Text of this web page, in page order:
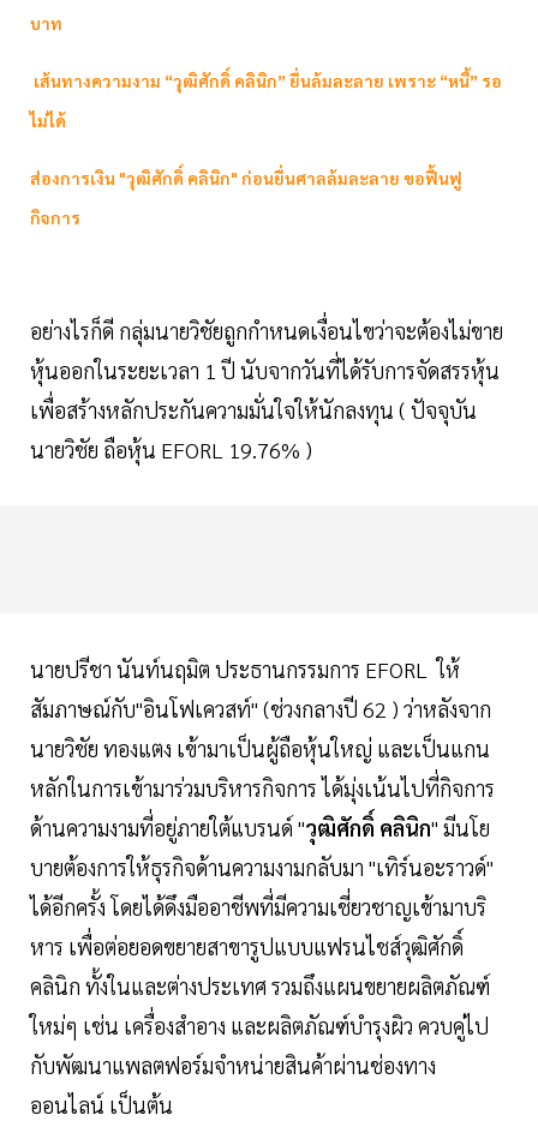
บาท
เส้นทางความงาม “วุฒิศักดิ์ คลินิก” ยื่นล้มละลาย เพราะ “หนี้” รอ
ไม่ได้
ส่องการเงิน "วุฒิศักดิ์ คลินิก" ก่อนยื่นศาลล้มละลาย ขอฟื้นฟู
กิจการ
อย่างไรก็ดี กลุ่มนายวิชัยถูกกำหนดเงื่อนไขว่าจะต้องไม่ขาย
หุ้นออกในระยะเวลา 1 ปี นับจากวันที่ได้รับการจัดสรรหุ้น
เพื่อสร้างหลักประกันความมั่นใจให้นักลงทุน ( ปัจจุบัน
นายวิชัย ถือหุ้น EFORL 19.76% )
นายปรีชา นันท์นฤมิต ประธานกรรมการ EFORL ให้
สัมภาษณ์กับ"อินโฟเควสท์" (ช่วงกลางปี 62 ) ว่าหลังจาก
นายวิชัย ทองแตง เข้ามาเป็นผู้ถือหุ้นใหญ่ และเป็นแกน
หลักในการเข้ามาร่วมบริหารกิจการ ได้มุ่งเน้นไปที่กิจการ
ด้านความงามที่อยู่ภายใต้แบรนด์ "วุฒิศักดิ์ คลินิก" มีนโย
บายต้องการให้ธุรกิจด้านความงามกลับมา "เทิร์นอะราวด์"
ได้อีกครั้ง โดยได้ดึงมืออาชีพที่มีความเชี่ยวชาญเข้ามาบริ
หาร เพื่อต่อยอดขยายสาขารูปแบบแฟรนไชส์วุฒิศักดิ์
คลินิก ทั้งในและต่างประเทศ รวมถึงแผนขยายผลิตภัณฑ์
ใหม่ๆ เช่น เครื่องสำอาง และผลิตภัณฑ์บำรุงผิว ควบคู่ไป
กับพัฒนาแพลตฟอร์มจำหน่ายสินค้าผ่านช่องทาง
ออนไลน์ เป็นต้น